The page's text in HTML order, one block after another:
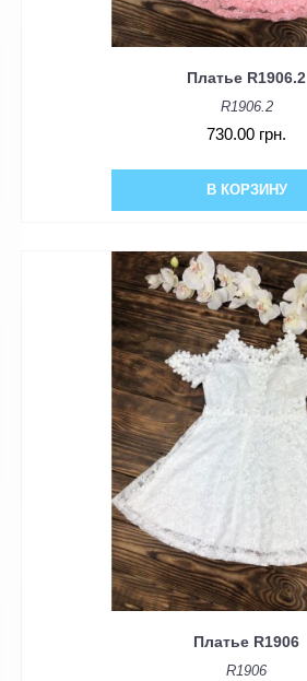
Платье R1906.2
R1906.2
730.00 грн.
В КОРЗИНУ
Платье R1906
R1906